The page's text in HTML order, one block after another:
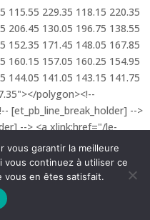
vous garantir la meilleure
continuez à utiliser ce
vous en êtes satisfait.